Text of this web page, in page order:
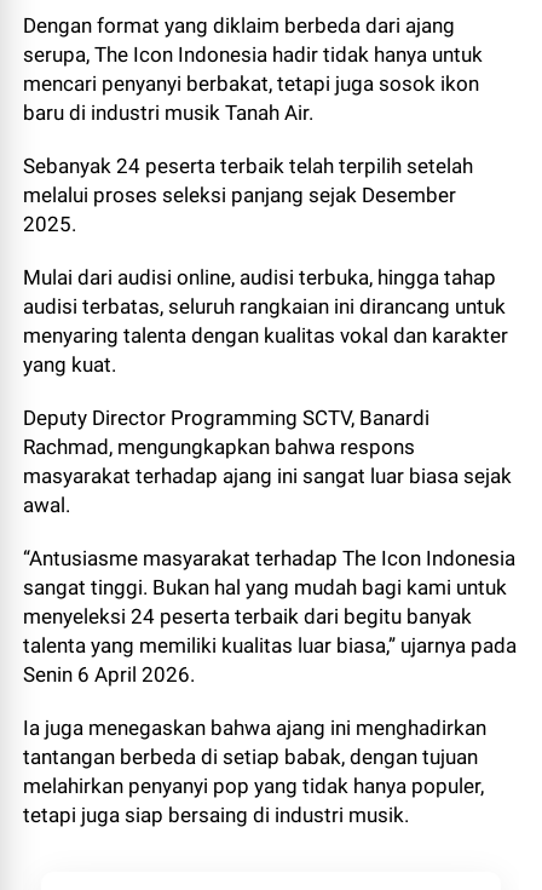
Dengan format yang diklaim berbeda dari ajang
serupa, The Icon Indonesia hadir tidak hanya untuk
mencari penyanyi berbakat, tetapi juga sosok ikon
baru di industri musik Tanah Air.
Sebanyak 24 peserta terbaik telah terpilih setelah
melalui proses seleksi panjang sejak Desember
2025.
Mulai dari audisi online, audisi terbuka, hingga tahap
audisi terbatas, seluruh rangkaian ini dirancang untuk
menyaring talenta dengan kualitas vokal dan karakter
yang kuat.
Deputy Director Programming SCTV, Banardi
Rachmad, mengungkapkan bahwa respons
masyarakat terhadap ajang ini sangat luar biasa sejak
awal.
“Antusiasme masyarakat terhadap The Icon Indonesia
sangat tinggi. Bukan hal yang mudah bagi kami untuk
menyeleksi 24 peserta terbaik dari begitu banyak
talenta yang memiliki kualitas luar biasa,” ujarnya pada
Senin 6 April 2026.
Ia juga menegaskan bahwa ajang ini menghadirkan
tantangan berbeda di setiap babak, dengan tujuan
melahirkan penyanyi pop yang tidak hanya populer,
tetapi juga siap bersaing di industri musik.